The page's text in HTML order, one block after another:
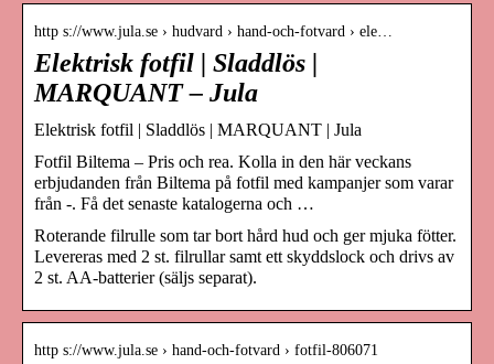
http s://www.jula.se › hudvard › hand-och-fotvard › ele…
Elektrisk fotfil | Sladdlös |
MARQUANT – Jula
Elektrisk fotfil | Sladdlös | MARQUANT | Jula
Fotfil Biltema – Pris och rea. Kolla in den här veckans
erbjudanden från Biltema på fotfil med kampanjer som varar
från -. Få det senaste katalogerna och …
Roterande filrulle som tar bort hård hud och ger mjuka fötter.
Levereras med 2 st. filrullar samt ett skyddslock och drivs av
2 st. AA-batterier (säljs separat).
http s://www.jula.se › hand-och-fotvard › fotfil-806071